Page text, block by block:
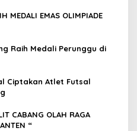
MEDALI EMAS OLIMPIADE
Raih Medali Perunggu di
Ciptakan Atlet Futsal
CABANG OLAH RAGA
“